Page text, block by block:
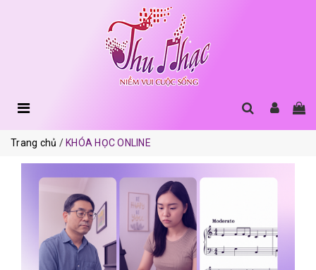
Trang chủ KHÓA HỌC ONLINE